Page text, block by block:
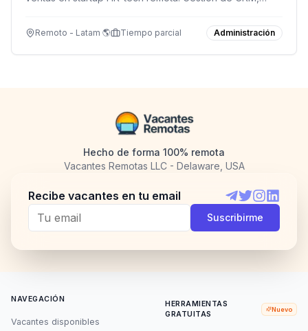
organizados y trabaja de forma independiente.
Remoto - Latam 🌎 Tiempo parcial Administración
Hecho de forma 100% remota
Vacantes Remotas LLC - Delaware, USA
Recibe vacantes en tu email
Telegram
TwitterInstagram
Suscribirme
NAVEGACIÓN
Vacantes disponibles
HERRAMIENTAS
GRATUITAS
Nuevo